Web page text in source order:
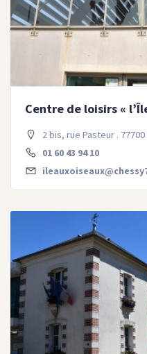
Centre de loisirs «
2 bis, rue Pasteur .
01 60 43 94 10